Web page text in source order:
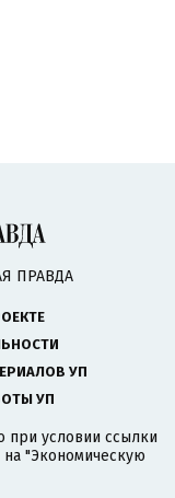
ПРАВДА
УП
УП
при условии ссылки
"Экономическую